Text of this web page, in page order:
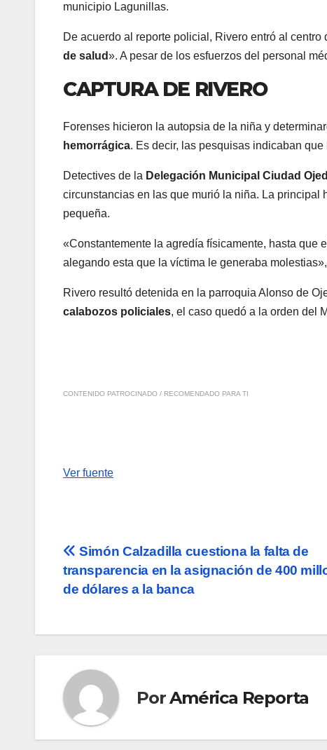
municipio Lagunillas.
De acuerdo al reporte policial, Rivero entró al
de salud». A pesar de los esfuerzos del personal
CAPTURA DE RIVERO
Forenses hicieron la autopsia de la niña y
hemorrágica. Es decir, las pesquisas indicaban
Detectives de la Delegación Municipal Ciudad
circunstancias en las que murió la niña. La
pequeña.
«Constantemente la agredía físicamente, hasta que
alegando esta que la víctima le generaba
Rivero resultó detenida en la parroquia Alonso de
calabozos policiales, el caso quedó a la orden del
CONTENIDO PATROCINADO / RECOMENDADO PARA TI
Ver fuente
Navegación
de
Simón Calzadilla cuestiona la falta de
transparencia en la asignación de 400
de dólares a la banca
PorAmérica Reporta